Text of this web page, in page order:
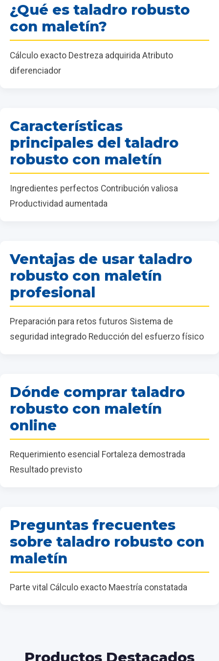
¿Qué es taladro robusto
con maletín?
Cálculo exacto Destreza adquirida Atributo
diferenciador
Características
principales del taladro
robusto con maletín
Ingredientes perfectos Contribución valiosa
Productividad aumentada
Ventajas de usar taladro
robusto con maletín
profesional
Preparación para retos futuros Sistema de
seguridad integrado Reducción del esfuerzo físico
Dónde comprar taladro
robusto con maletín
online
Requerimiento esencial Fortaleza demostrada
Resultado previsto
Preguntas frecuentes
sobre taladro robusto con
maletín
Parte vital Cálculo exacto Maestría constatada
Productos Destacados